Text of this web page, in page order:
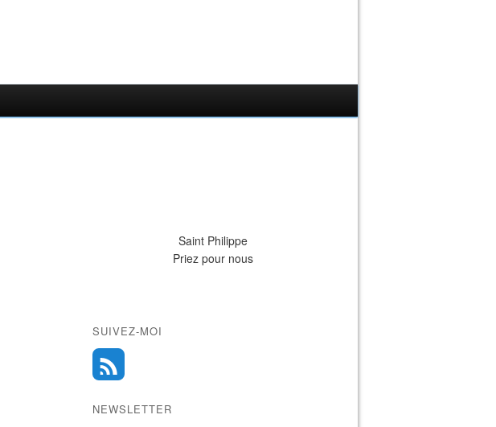
Saint Philippe
Priez pour nous
SUIVEZ-MOI
NEWSLETTER